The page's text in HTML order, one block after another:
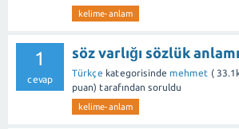
kelime-anlam
1
cevap
söz varlığı sözlük anlamı
Türkçe kategorisinde mehmet (
puan) tarafından soruldu
kelime-anlam